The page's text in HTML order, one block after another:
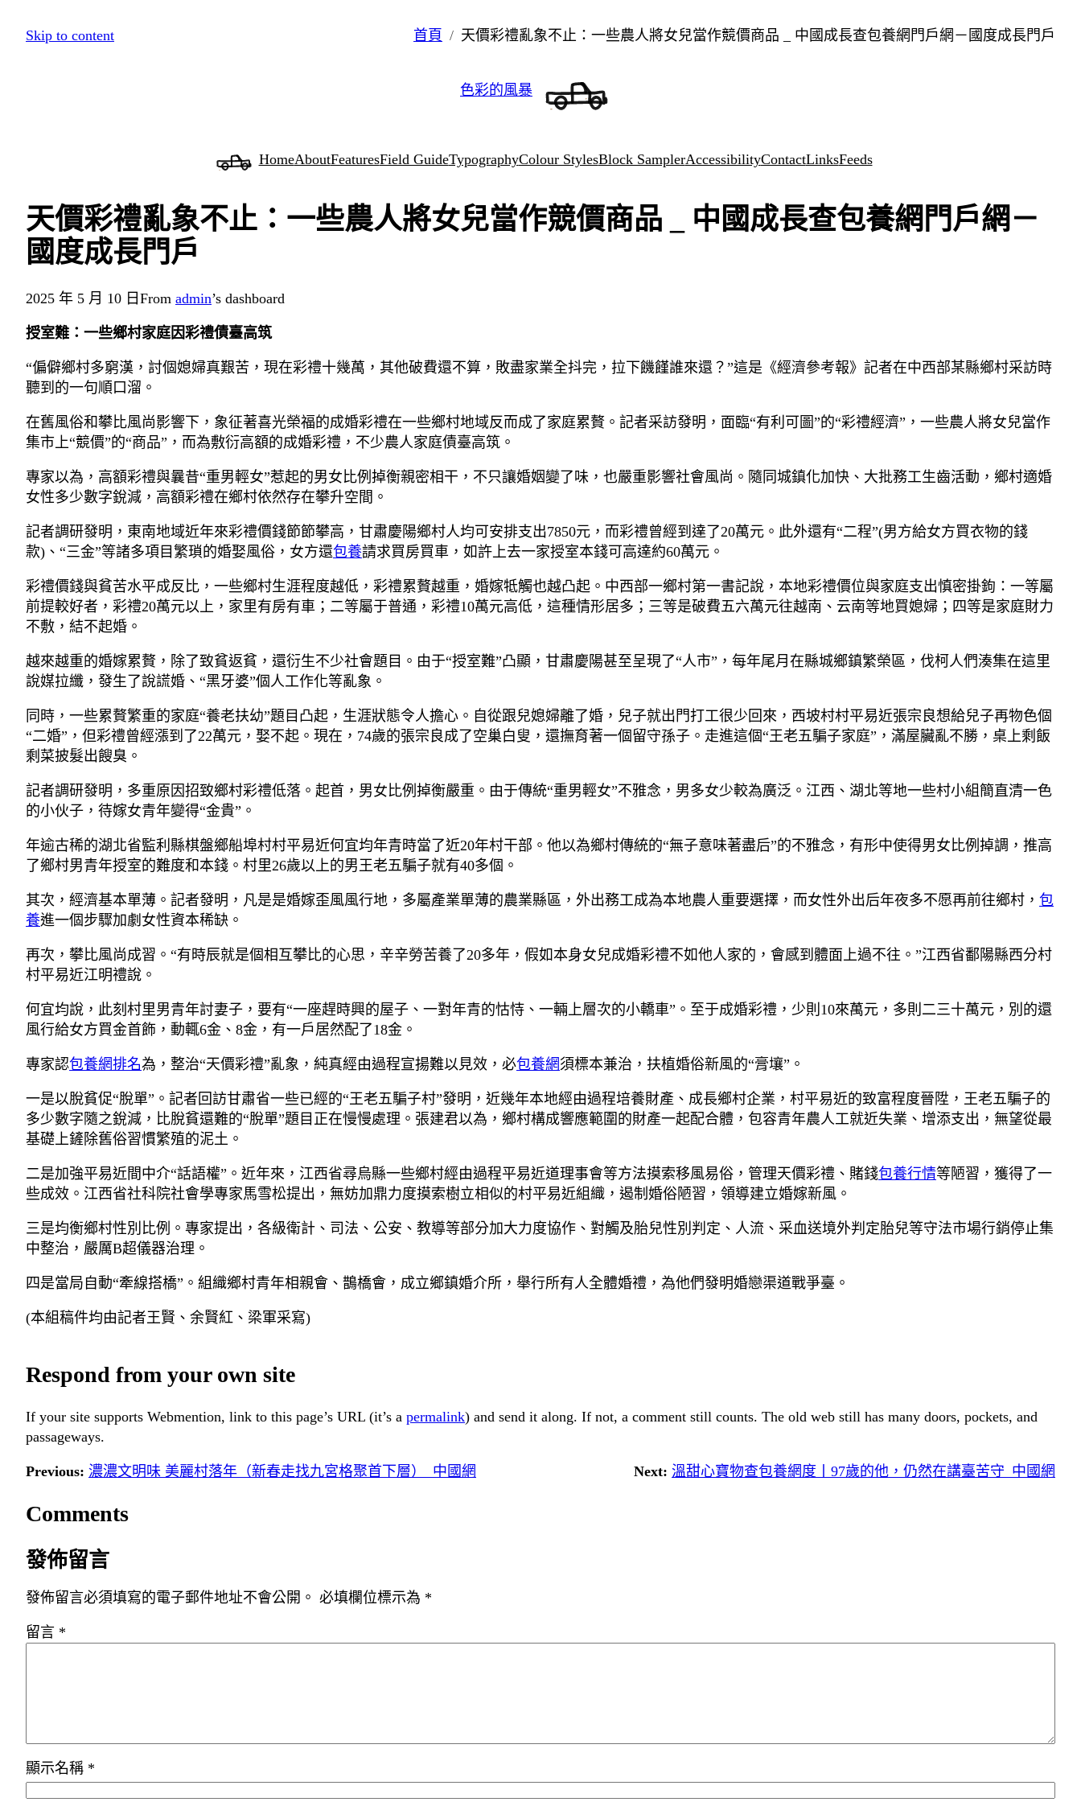
跳
Skip to content 首頁 天價彩禮亂象不止：一些農人將女兒當作競價商品 _ 中國成長查包養網門戶網－國度成長門戶
色彩的風暴
HomeAboutFeaturesField GuideTypographyColour StylesBlock SamplerAccessibilityContactLinksFeeds
天價彩禮亂象不止：一些農人將女兒當作競價商品 _ 中國成長查包養網門戶網－
國度成長門戶
2025 年 5 月 10 日 From admin’s dashboard
授室難：一些鄉村家庭因彩禮債臺高筑
“偏僻鄉村多窮漢，討個媳婦真艱苦，現在彩禮十幾萬，其他破費還不算，敗盡家業全抖完，拉下饑饉誰來還？”這是《經濟參考報》記者在中西部某縣鄉村采訪時
聽到的一句順口溜。
在舊風俗和攀比風尚影響下，象征著喜光榮福的成婚彩禮在一些鄉村地域反而成了家庭累贅。記者采訪發明，面臨“有利可圖”的“彩禮經濟”，一些農人將女兒當作
集市上“競價”的“商品”，而為敷衍高額的成婚彩禮，不少農人家庭債臺高筑。
專家以為，高額彩禮與曩昔“重男輕女”惹起的男女比例掉衡親密相干，不只讓婚姻變了味，也嚴重影響社會風尚。隨同城鎮化加快、大批務工生齒活動，鄉村適婚
女性多少數字銳減，高額彩禮在鄉村依然存在攀升空間。
記者調研發明，東南地域近年來彩禮價錢節節攀高，甘肅慶陽鄉村人均可安排支出7850元，而彩禮曾經到達了20萬元。此外還有“二程”(男方給女方買衣物的錢
款)、“三金”等諸多項目繁瑣的婚娶風俗，女方還包養請求買房買車，如許上去一家授室本錢可高達約60萬元。
彩禮價錢與貧苦水平成反比，一些鄉村生涯程度越低，彩禮累贅越重，婚嫁牴觸也越凸起。中西部一鄉村第一書記說，本地彩禮價位與家庭支出慎密掛鉤：一等屬
前提較好者，彩禮20萬元以上，家里有房有車；二等屬于普通，彩禮10萬元高低，這種情形居多；三等是破費五六萬元往越南、云南等地買媳婦；四等是家庭財力
不敷，結不起婚。
越來越重的婚嫁累贅，除了致貧返貧，還衍生不少社會題目。由于“授室難”凸顯，甘肅慶陽甚至呈現了“人市”，每年尾月在縣城鄉鎮繁榮區，伐柯人們湊集在這里
說媒拉纖，發生了說謊婚、“黑牙婆”個人工作化等亂象。
同時，一些累贅繁重的家庭“養老扶幼”題目凸起，生涯狀態令人擔心。自從跟兒媳婦離了婚，兒子就出門打工很少回來，西坡村村平易近張宗良想給兒子再物色個
“二婚”，但彩禮曾經漲到了22萬元，娶不起。現在，74歲的張宗良成了空巢白叟，還撫育著一個留守孫子。走進這個“王老五騙子家庭”，滿屋臟亂不勝，桌上剩飯
剩菜披髮出餿臭。
記者調研發明，多重原因招致鄉村彩禮低落。起首，男女比例掉衡嚴重。由于傳統“重男輕女”不雅念，男多女少較為廣泛。江西、湖北等地一些村小組簡直清一色
的小伙子，待嫁女青年變得“金貴”。
年逾古稀的湖北省監利縣棋盤鄉船埠村村平易近何宜均年青時當了近20年村干部。他以為鄉村傳統的“無子意味著盡后”的不雅念，有形中使得男女比例掉調，推高
了鄉村男青年授室的難度和本錢。村里26歲以上的男王老五騙子就有40多個。
其次，經濟基本單薄。記者發明，凡是是婚嫁歪風風行地，多屬產業單薄的農業縣區，外出務工成為本地農人重要選擇，而女性外出后年夜多不愿再前往鄉村， 包
養進一個步驟加劇女性資本稀缺。
再次，攀比風尚成習。“有時辰就是個相互攀比的心思，辛辛勞苦養了20多年，假如本身女兒成婚彩禮不如他人家的，會感到體面上過不往。”江西省鄱陽縣西分村
村平易近江明禮說。
何宜均說，此刻村里男青年討妻子，要有“一座趕時興的屋子、一對年青的怙恃、一輛上層次的小轎車”。至于成婚彩禮，少則10來萬元，多則二三十萬元，別的還
風行給女方買金首飾，動輒6金、8金，有一戶居然配了18金。
專家認包養網排名為，整治“天價彩禮”亂象，純真經由過程宣揚難以見效，必包養網須標本兼治，扶植婚俗新風的“膏壤”。
一是以脫貧促“脫單”。記者回訪甘肅省一些已經的“王老五騙子村”發明，近幾年本地經由過程培養財產、成長鄉村企業，村平易近的致富程度晉陞，王老五騙子的
多少數字隨之銳減，比脫貧還難的“脫單”題目正在慢慢處理。張建君以為，鄉村構成響應範圍的財產一起配合體，包容青年農人工就近失業、增添支出，無望從最
基礎上鏟除舊俗習慣繁殖的泥土。
二是加強平易近間中介“話語權”。近年來，江西省尋烏縣一些鄉村經由過程平易近道理事會等方法摸索移風易俗，管理天價彩禮、賭錢包養行情等陋習，獲得了一
些成效。江西省社科院社會學專家馬雪松提出，無妨加鼎力度摸索樹立相似的村平易近組織，遏制婚俗陋習，領導建立婚嫁新風。
三是均衡鄉村性別比例。專家提出，各級衛計、司法、公安、教導等部分加大力度協作、對觸及胎兒性別判定、人流、采血送境外判定胎兒等守法市場行銷停止集
中整治，嚴厲B超儀器治理。
四是當局自動“牽線搭橋”。組織鄉村青年相親會、鵲橋會，成立鄉鎮婚介所，舉行所有人全體婚禮，為他們發明婚戀渠道戰爭臺。
(本組稿件均由記者王賢、余賢紅、梁軍采寫)
Respond from your own site
If your site supports Webmention, link to this page’s URL (it’s a permalink) and send it along. If not, a comment still counts. The old web still has many doors, pockets, and
passageways.
Previous: 濃濃文明味 美麗村落年（新春走找九宮格聚首下層）_中國網 Next: 溫甜心寶物查包養網度丨97歲的他，仍然在講臺苦守_中國網
Comments
發佈留言
發佈留言必須填寫的電子郵件地址不會公開。 必填欄位標示為 *
留言 *
顯示名稱 *